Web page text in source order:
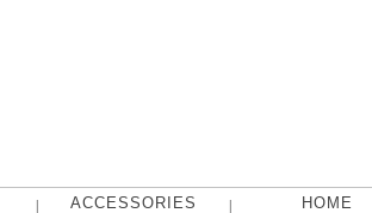
ACCESSORIES HOME